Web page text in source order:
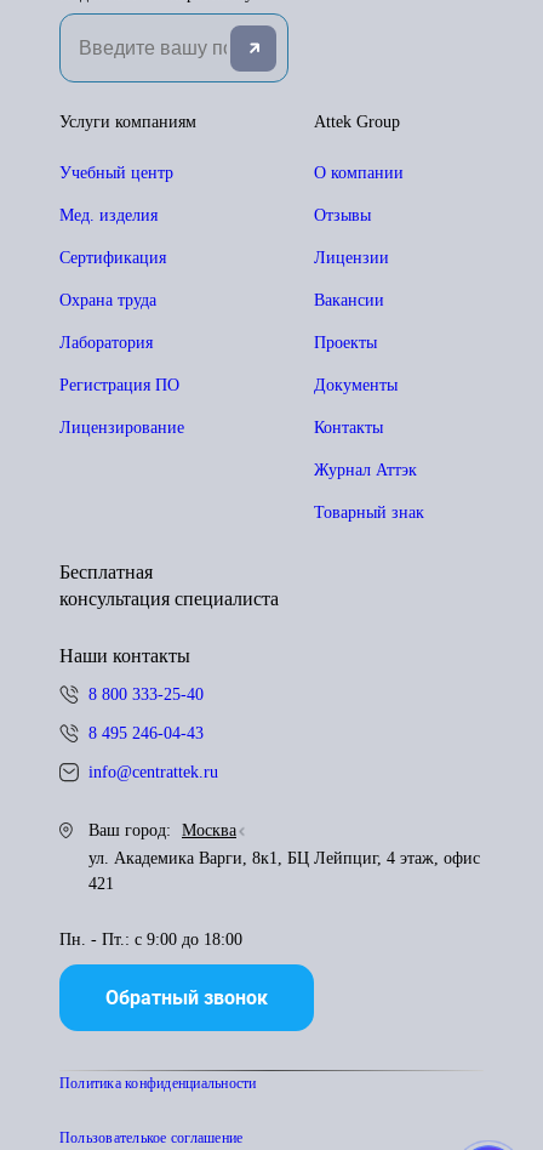
Attek Group
О компании
Отзывы
Лицензии
Вакансии
Проекты
Документы
Контакты
Журнал Аттэк
Товарный знак
Услуги компаниям
Учебный центр
Мед. изделия
Сертификация
Охрана труда
Лаборатория
Регистрация ПО
Лицензирование
Бесплатная
консультация специалиста
Наши контакты
8 800 333-25-40
8 495 246-04-43
info@centrattek.ru
Ваш город:
Москва
ул. Академика Варги, 8к1, БЦ Лейпциг, 4 этаж, офис
421
Пн. - Пт.: с 9:00 до 18:00
Обратный звонок
Политика конфиденциальности
Пользователькое соглашение